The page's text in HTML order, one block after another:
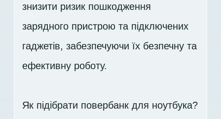
знизити ризик пошкодження
зарядного пристрою та підключених
гаджетів, забезпечуючи їх безпечну та
ефективну роботу.
Як підібрати повербанк для ноутбука?